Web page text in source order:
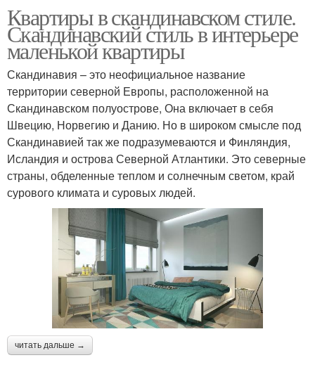
Квартиры в скандинавском стиле.
Скандинавский стиль в интерьере
маленькой квартиры
Скандинавия – это неофициальное название
территории северной Европы, расположенной на
Скандинавском полуострове, Она включает в себя
Швецию, Норвегию и Данию. Но в широком смысле под
Скандинавией так же подразумеваются и Финляндия,
Исландия и острова Северной Атлантики. Это северные
страны, обделенные теплом и солнечным светом, край
сурового климата и суровых людей.
читать дальше →